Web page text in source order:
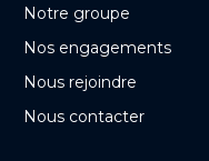
Notre groupe
Nos engagements
Nous rejoindre
Nous contacter